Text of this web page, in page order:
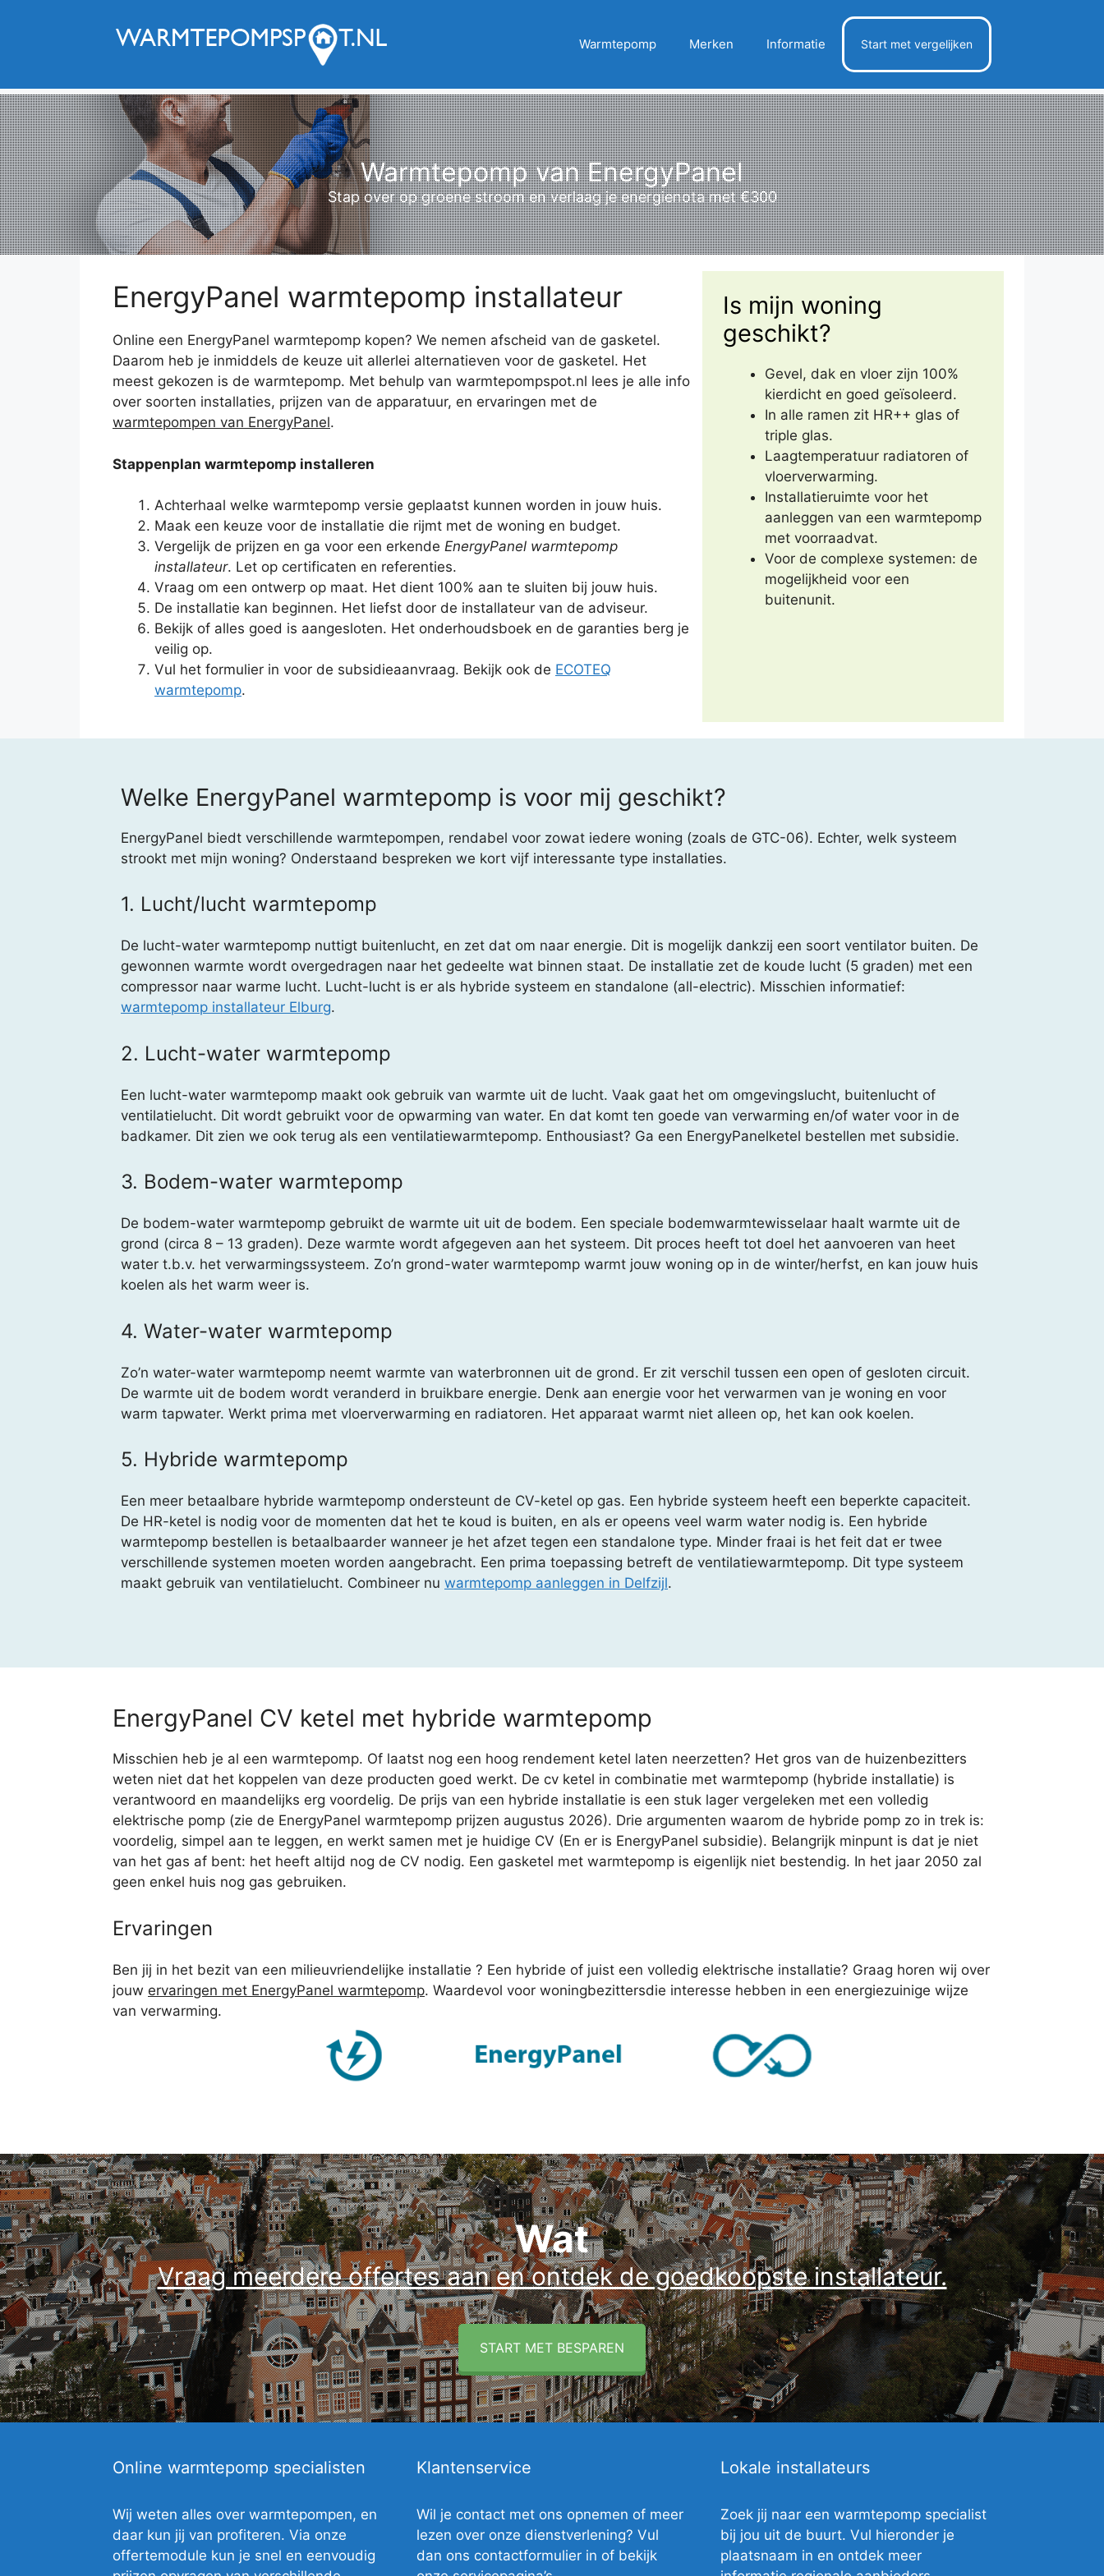
Warmtepomp Merken Informatie Start met vergelijken
Warmtepomp van EnergyPanel
Stap over op groene stroom en verlaag je energienota met €300
EnergyPanel warmtepomp installateur
Online een EnergyPanel warmtepomp kopen? We nemen afscheid van de gasketel.
Daarom heb je inmiddels de keuze uit allerlei alternatieven voor de gasketel. Het
meest gekozen is de warmtepomp. Met behulp van warmtepompspot.nl lees je alle info
over soorten installaties, prijzen van de apparatuur, en ervaringen met de
warmtepompen van EnergyPanel.
Stappenplan warmtepomp installeren
Achterhaal welke warmtepomp versie geplaatst kunnen worden in jouw huis.
Maak een keuze voor de installatie die rijmt met de woning en budget.
Vergelijk de prijzen en ga voor een erkende EnergyPanel warmtepomp
installateur. Let op certificaten en referenties.
Vraag om een ontwerp op maat. Het dient 100% aan te sluiten bij jouw huis.
De installatie kan beginnen. Het liefst door de installateur van de adviseur.
Bekijk of alles goed is aangesloten. Het onderhoudsboek en de garanties berg je
veilig op.
Vul het formulier in voor de subsidieaanvraag. Bekijk ook de ECOTEQ
warmtepomp.
Is mijn woning
geschikt?
Gevel, dak en vloer zijn 100%
kierdicht en goed geïsoleerd.
In alle ramen zit HR++ glas of
triple glas.
Laagtemperatuur radiatoren of
vloerverwarming.
Installatieruimte voor het
aanleggen van een warmtepomp
met voorraadvat.
Voor de complexe systemen: de
mogelijkheid voor een
buitenunit.
Welke EnergyPanel warmtepomp is voor mij geschikt?
EnergyPanel biedt verschillende warmtepompen, rendabel voor zowat iedere woning (zoals de GTC-06). Echter, welk systeem
strookt met mijn woning? Onderstaand bespreken we kort vijf interessante type installaties.
1. Lucht/lucht warmtepomp
De lucht-water warmtepomp nuttigt buitenlucht, en zet dat om naar energie. Dit is mogelijk dankzij een soort ventilator buiten. De
gewonnen warmte wordt overgedragen naar het gedeelte wat binnen staat. De installatie zet de koude lucht (5 graden) met een
compressor naar warme lucht. Lucht-lucht is er als hybride systeem en standalone (all-electric). Misschien informatief:
warmtepomp installateur Elburg.
2. Lucht-water warmtepomp
Een lucht-water warmtepomp maakt ook gebruik van warmte uit de lucht. Vaak gaat het om omgevingslucht, buitenlucht of
ventilatielucht. Dit wordt gebruikt voor de opwarming van water. En dat komt ten goede van verwarming en/of water voor in de
badkamer. Dit zien we ook terug als een ventilatiewarmtepomp. Enthousiast? Ga een EnergyPanelketel bestellen met subsidie.
3. Bodem-water warmtepomp
De bodem-water warmtepomp gebruikt de warmte uit uit de bodem. Een speciale bodemwarmtewisselaar haalt warmte uit de
grond (circa 8 – 13 graden). Deze warmte wordt afgegeven aan het systeem. Dit proces heeft tot doel het aanvoeren van heet
water t.b.v. het verwarmingssysteem. Zo’n grond-water warmtepomp warmt jouw woning op in de winter/herfst, en kan jouw huis
koelen als het warm weer is.
4. Water-water warmtepomp
Zo’n water-water warmtepomp neemt warmte van waterbronnen uit de grond. Er zit verschil tussen een open of gesloten circuit.
De warmte uit de bodem wordt veranderd in bruikbare energie. Denk aan energie voor het verwarmen van je woning en voor
warm tapwater. Werkt prima met vloerverwarming en radiatoren. Het apparaat warmt niet alleen op, het kan ook koelen.
5. Hybride warmtepomp
Een meer betaalbare hybride warmtepomp ondersteunt de CV-ketel op gas. Een hybride systeem heeft een beperkte capaciteit.
De HR-ketel is nodig voor de momenten dat het te koud is buiten, en als er opeens veel warm water nodig is. Een hybride
warmtepomp bestellen is betaalbaarder wanneer je het afzet tegen een standalone type. Minder fraai is het feit dat er twee
verschillende systemen moeten worden aangebracht. Een prima toepassing betreft de ventilatiewarmtepomp. Dit type systeem
maakt gebruik van ventilatielucht. Combineer nu warmtepomp aanleggen in Delfzijl.
EnergyPanel CV ketel met hybride warmtepomp
Misschien heb je al een warmtepomp. Of laatst nog een hoog rendement ketel laten neerzetten? Het gros van de huizenbezitters
weten niet dat het koppelen van deze producten goed werkt. De cv ketel in combinatie met warmtepomp (hybride installatie) is
verantwoord en maandelijks erg voordelig. De prijs van een hybride installatie is een stuk lager vergeleken met een volledig
elektrische pomp (zie de EnergyPanel warmtepomp prijzen augustus 2026). Drie argumenten waarom de hybride pomp zo in trek is:
voordelig, simpel aan te leggen, en werkt samen met je huidige CV (En er is EnergyPanel subsidie). Belangrijk minpunt is dat je niet
van het gas af bent: het heeft altijd nog de CV nodig. Een gasketel met warmtepomp is eigenlijk niet bestendig. In het jaar 2050 zal
geen enkel huis nog gas gebruiken.
Ervaringen
Ben jij in het bezit van een milieuvriendelijke installatie ? Een hybride of juist een volledig elektrische installatie? Graag horen wij over
jouw ervaringen met EnergyPanel warmtepomp. Waardevol voor woningbezittersdie interesse hebben in een energiezuinige wijze
van verwarming.
Wat
Vraag meerdere offertes aan en ontdek de goedkoopste installateur.
START MET BESPAREN
Online warmtepomp specialisten
Wij weten alles over warmtepompen, en
daar kun jij van profiteren. Via onze
offertemodule kun je snel en eenvoudig
Klantenservice
Wil je contact met ons opnemen of meer
lezen over onze dienstverlening? Vul
dan ons contactformulier in of bekijk
Lokale installateurs
Zoek jij naar een warmtepomp specialist
bij jou uit de buurt. Vul hieronder je
plaatsnaam in en ontdek meer